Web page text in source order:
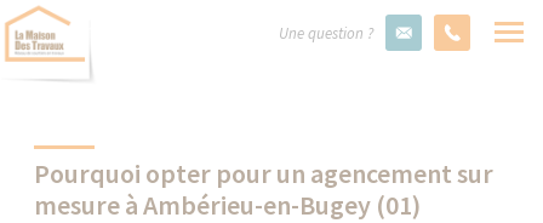
Une question ?
Pourquoi opter pour un agencement sur
mesure à Ambérieu-en-Bugey (01)